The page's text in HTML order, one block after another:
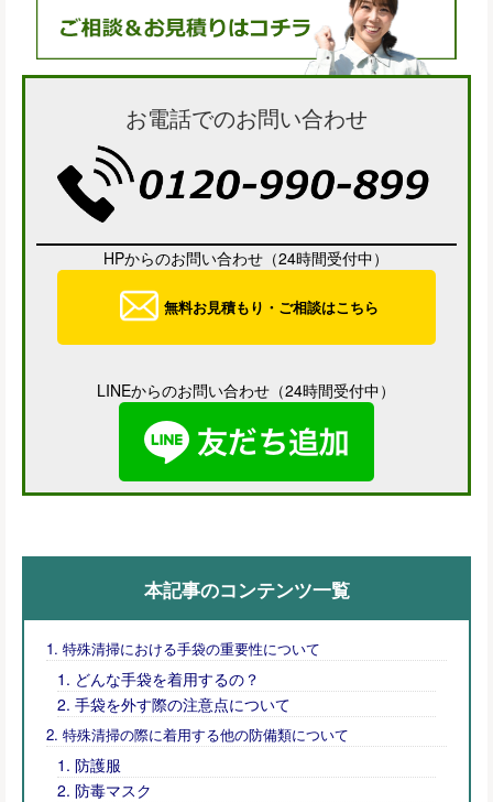
お電話でのお問い合わせ
HPからのお問い合わせ（24時間受付中）
無料お見積もり・ご相談はこちら
LINEからのお問い合わせ（24時間受付中）
本記事のコンテンツ一覧
特殊清掃における手袋の重要性について
どんな手袋を着用するの？
手袋を外す際の注意点について
特殊清掃の際に着用する他の防備類について
防護服
防毒マスク